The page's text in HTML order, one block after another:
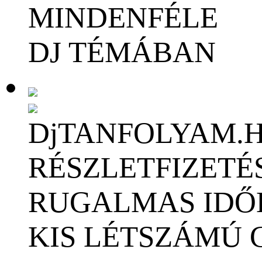
MINDENFÉLE
DJ TÉMÁBAN
RUGALMAS
KIS LÉTSZÁMÚ